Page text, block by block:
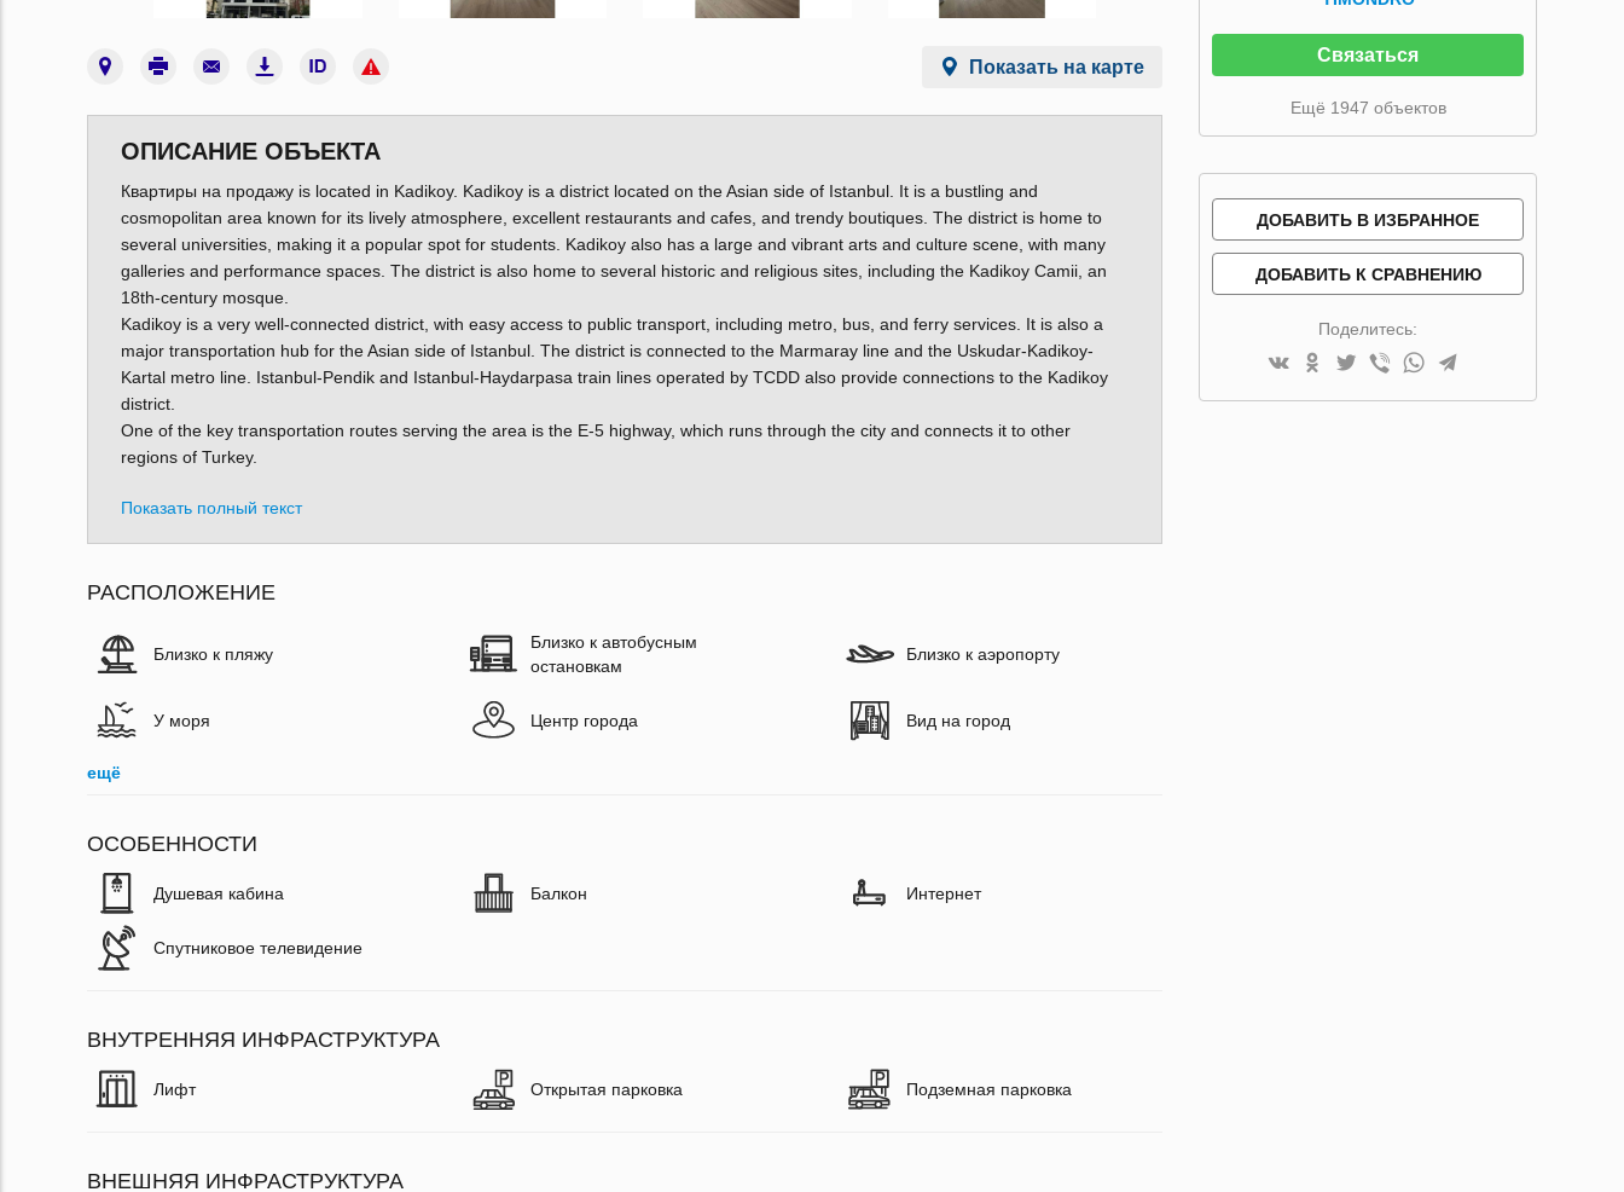
Показать на карте
ОПИСАНИЕ ОБЪЕКТА
Квартиры на продажу is located in Kadikoy. Kadikoy is a district located on the Asian side of Istanbul. It is a bustling and
cosmopolitan area known for its lively atmosphere, excellent restaurants and cafes, and trendy boutiques. The district is home to
several universities, making it a popular spot for students. Kadikoy also has a large and vibrant arts and culture scene, with many
galleries and performance spaces. The district is also home to several historic and religious sites, including the Kadikoy Camii, an
18th-century mosque.
Kadikoy is a very well-connected district, with easy access to public transport, including metro, bus, and ferry services. It is also a
major transportation hub for the Asian side of Istanbul. The district is connected to the Marmaray line and the Uskudar-Kadikoy-
Kartal metro line. Istanbul-Pendik and Istanbul-Haydarpasa train lines operated by TCDD also provide connections to the Kadikoy
district.
One of the key transportation routes serving the area is the E-5 highway, which runs through the city and connects it to other
regions of Turkey.
Показать полный текст
РАСПОЛОЖЕНИЕ
Близко к пляжу
Близко к автобусным
остановкам
Близко к аэропорту
У моря Центр города Вид на город
ещё
ОСОБЕННОСТИ
Душевая кабина Балкон Интернет
Спутниковое телевидение
ВНУТРЕННЯЯ ИНФРАСТРУКТУРА
Лифт Открытая парковка Подземная парковка
ВНЕШНЯЯ ИНФРАСТРУКТУРА
Связаться
Ещё 1947 объектов
ДОБАВИТЬ В ИЗБРАННОЕ
ДОБАВИТЬ К СРАВНЕНИЮ
Поделитесь: